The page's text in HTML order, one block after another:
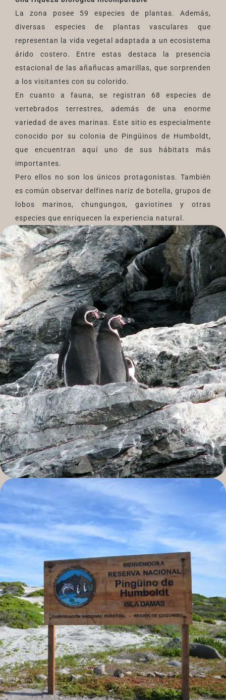
La zona posee 59 especies de plantas. Además,
diversas especies de plantas vasculares que
representan la vida vegetal adaptada a un ecosistema
árido costero. Entre estas destaca la presencia
estacional de las añañucas amarillas, que sorprenden
a los visitantes con su colorido.
En cuanto a fauna, se registran 68 especies de
vertebrados terrestres, además de una enorme
variedad de aves marinas. Este sitio es especialmente
conocido por su colonia de Pingüinos de Humboldt,
que encuentran aquí uno de sus hábitats más
importantes.
Pero ellos no son los únicos protagonistas. También
es común observar delfines nariz de botella, grupos de
lobos marinos, chungungos, gaviotines y otras
especies que enriquecen la experiencia natural.